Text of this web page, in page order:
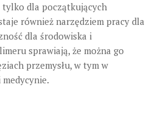
tylko dla początkujących
również narzędziem pracy dla
dla środowiska i
sprawiają, że można go
przemysłu, w tym w